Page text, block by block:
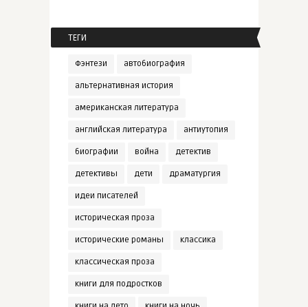
ТЕГИ
Фэнтези автобиография
альтернативная история
американская литература
английская литература антиутопия
биографии война детектив
детективы дети драматургия
идеи писателей
историческая проза
исторические романы классика
классическая проза
книги для подростков